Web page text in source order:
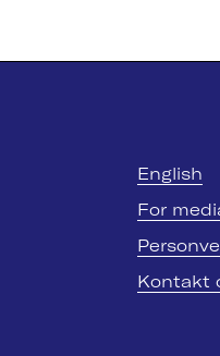
English
For
Kontakt